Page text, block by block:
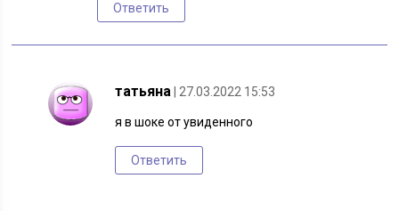
Ответить
татьяна | 27.03.2022 15:53
я в шоке от увиденного
Ответить